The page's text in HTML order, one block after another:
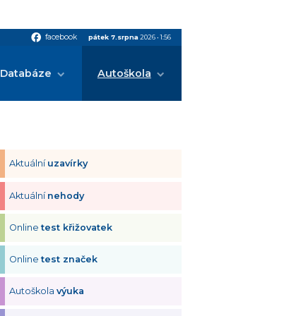
facebook facebook pátek 7.srpna 2026•1:56
Databáze Autoškola
Aktuální uzavírky
Aktuální nehody
Onlinetest křižovatek
Onlinetest značek
Autoškolavýuka